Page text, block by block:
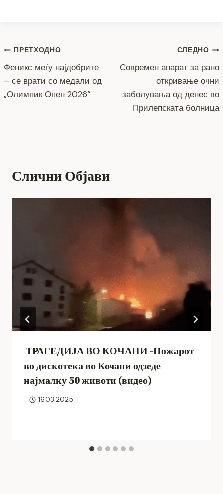
b
o
o
k
g
er
m p
p
n
k
Навигација
на
напис
ПРЕТХОДНО
Феникс меѓу најдобрите
– се врати со медали од
„Олимпик Опен 2026“
СЛЕДНО
Современ апарат за рано
откривање очни
заболувања од денес во
Прилепската болница
Слични Објави
ТРАГЕДИЈА ВО КОЧАНИ -Пожарот
во дискотека во Кочани одзеде
најмалку 50 животи (видео)
16.03.2025